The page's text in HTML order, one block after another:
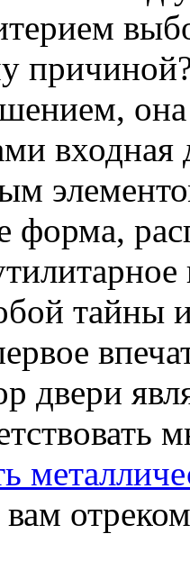
форма,
тайны
двери